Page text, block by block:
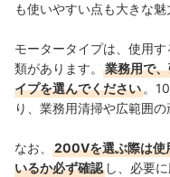
も使いやすい点も大きな魅
モータータイプは、使用
類があります。
業務用で
イプを選んでください。
り、業務用清掃や広範囲
なお、
200Vを選ぶ際は使
いるか必ず確認 し、必要